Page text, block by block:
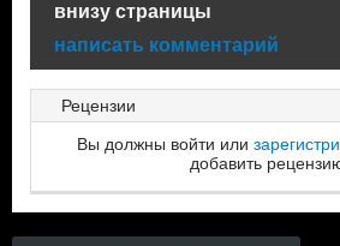
внизу страницы
написать комментарий
Рецензии
Вы должны войти или
добавить